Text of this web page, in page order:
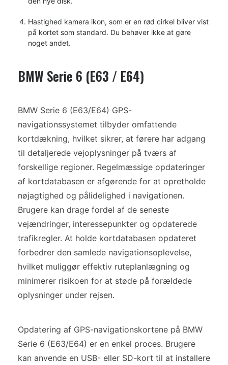
Hastighed kamera ikon, som er en rød cirkel bliver vist
på kortet som standard. Du behøver ikke at gøre
noget andet.
BMW Serie 6 (E63 / E64)
BMW Serie 6 (E63/E64) GPS-
navigationssystemet tilbyder omfattende
kortdækning, hvilket sikrer, at førere har adgang
til detaljerede vejoplysninger på tværs af
forskellige regioner. Regelmæssige opdateringer
af kortdatabasen er afgørende for at opretholde
nøjagtighed og pålidelighed i navigationen.
Brugere kan drage fordel af de seneste
vejændringer, interessepunkter og opdaterede
trafikregler. At holde kortdatabasen opdateret
forbedrer den samlede navigationsoplevelse,
hvilket muliggør effektiv ruteplanlægning og
minimerer risikoen for at støde på forældede
oplysninger under rejsen.
Opdatering af GPS-navigationskortene på BMW
Serie 6 (E63/E64) er en enkel proces. Brugere
kan anvende en USB- eller SD-kort til at installere